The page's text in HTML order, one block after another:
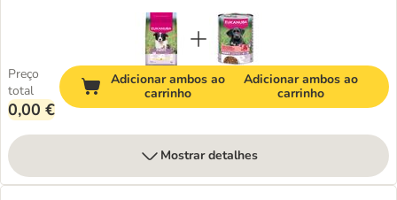
Preço
total
0,00 €
Adicionar ambos ao
carrinho
Adicionar ambos ao
carrinho
Mostrar detalhes